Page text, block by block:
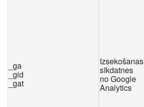
_ga
_gid
_gat
Izsekošanas
sīkdatnes
no Google
Analytics